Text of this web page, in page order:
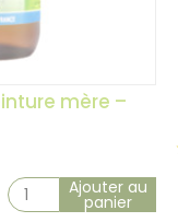
mère –
Ajouter au
panier